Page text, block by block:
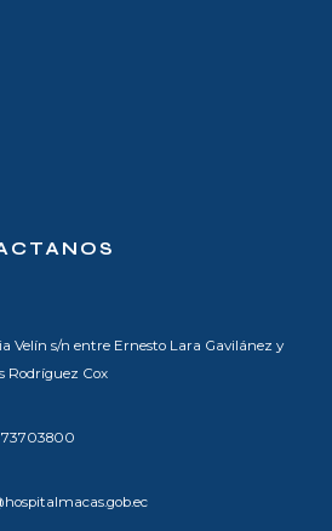
Velín s/n entre Ernesto Lara Gavilánez y
Rodríguez Cox
73703800​